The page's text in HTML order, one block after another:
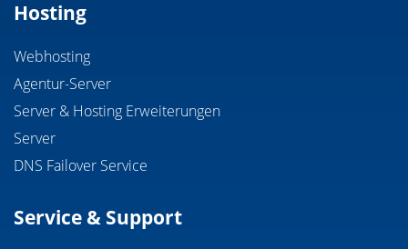
Hosting
Webhosting
Agentur-Server
Server & Hosting Erweiterungen
Server
DNS Failover Service
Service & Support